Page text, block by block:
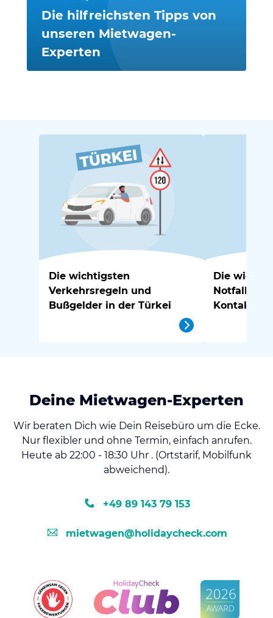
Die hilfreichsten Tipps von
unseren Mietwagen-
Experten
Die wichtigsten
Verkehrsregeln und
Bußgelder in der Türkei
Die
Kontakte
Deine Mietwagen-Experten
Wir beraten Dich wie Dein Reisebüro um die Ecke.
Nur flexibler und ohne Termin, einfach anrufen.
Heute ab 22:00 - 18:30 Uhr . (Ortstarif, Mobilfunk
abweichend).
+49 89 143 79 153
mietwagen@holidaycheck.com